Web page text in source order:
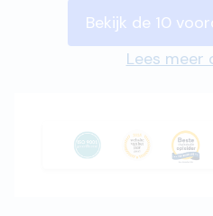
Bekijk de 10
Lees meer